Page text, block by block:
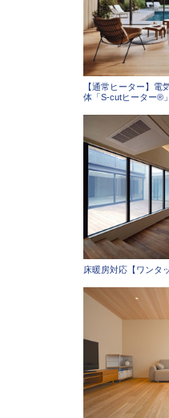
【通常ヒーター】電
体「S-cutヒーター®」
床暖房対応【ワンタ